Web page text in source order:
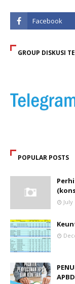
GROUP DISKUSI
POPULAR POSTS
July